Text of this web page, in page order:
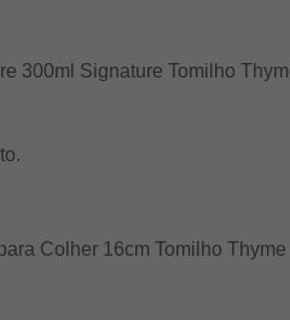
300ml Signature Tomilho
Colher 16cm Tomilho